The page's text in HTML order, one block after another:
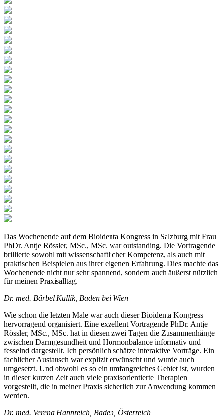
Das Wochenende auf dem Bioidenta Kongress in Salzburg mit Frau
PhDr. Antje Rössler, MSc., MSc. war outstanding. Die Vortragende
brillierte sowohl mit wissenschaftlicher Kompetenz, als auch mit
praktischen Beispielen aus ihrer eigenen Erfahrung. Dies machte das
Wochenende nicht nur sehr spannend, sondern auch äußerst nützlich
für meinen Praxisalltag.
Dr. med. Bärbel Kullik, Baden bei Wien
Wie schon die letzten Male war auch dieser Bioidenta Kongress
hervorragend organisiert. Eine exzellent Vortragende PhDr. Antje
Rössler, MSc., MSc. hat in diesen zwei Tagen die Zusammenhänge
zwischen Darmgesundheit und Hormonbalance informativ und
fesselnd dargestellt. Ich persönlich schätze interaktive Vorträge. Ein
fachlicher Austausch war explizit erwünscht und wurde auch
umgesetzt. Und obwohl es so ein umfangreiches Gebiet ist, wurden
in dieser kurzen Zeit auch viele praxisorientierte Therapien
vorgestellt, die in meiner Praxis sicherlich zur Anwendung kommen
werden.
Dr. med. Verena Hannreich, Baden, Österreich